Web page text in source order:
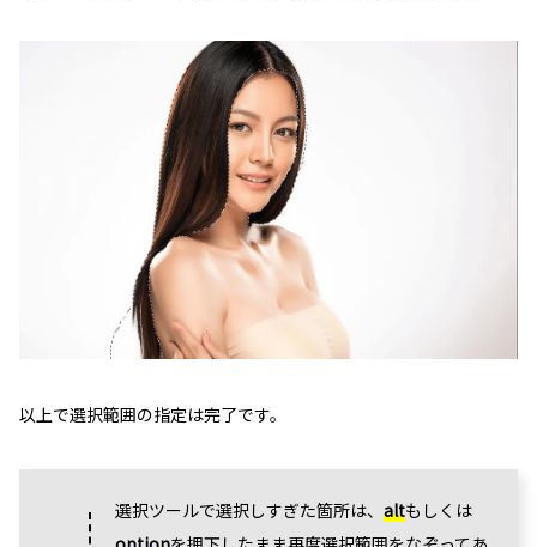
以上で選択範囲の指定は完了です。
選択ツールで選択しすぎた箇所は、 altもしくは